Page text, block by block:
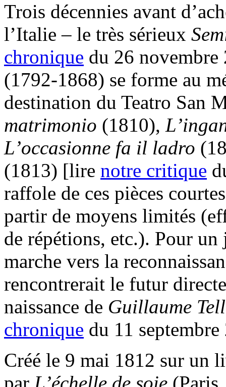
Trois décennies avant
l’Italie – le très sérieux
chronique du 26
(1792-1868) se forme au
destination du Teatro San
matrimonio (1810),
L’occasionne fa il ladro
(1813) [lire notre critique
raffole de ces pièces
partir de moyens limités
de répétions, etc.). Pour un
marche vers la
rencontrerait le futur
naissance de Guillaume Tell
chronique du 11
Créé le 9 mai 1812 sur un